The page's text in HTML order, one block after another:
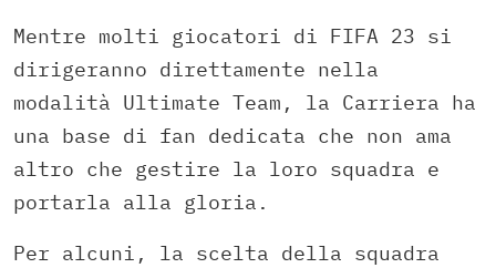
Mentre molti giocatori di FIFA 23 si
dirigeranno direttamente nella
modalità Ultimate Team, la Carriera ha
una base di fan dedicata che non ama
altro che gestire la loro squadra e
portarla alla gloria.
Per alcuni, la scelta della squadra